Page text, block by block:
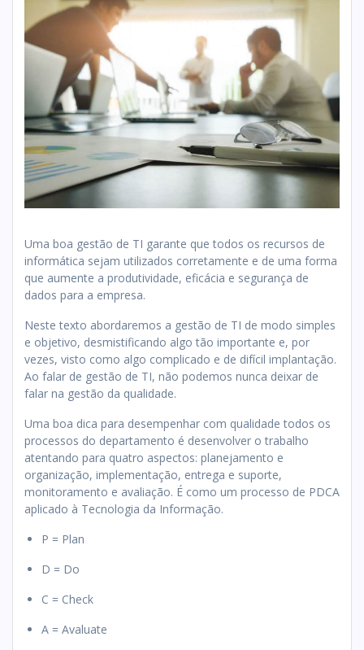
Uma boa gestão de TI garante que todos os recursos de
informática sejam utilizados corretamente e de uma forma
que aumente a produtividade, eficácia e segurança de
dados para a empresa.
Neste texto abordaremos a gestão de TI de modo simples
e objetivo, desmistificando algo tão importante e, por
vezes, visto como algo complicado e de difícil implantação.
Ao falar de gestão de TI, não podemos nunca deixar de
falar na gestão da qualidade.
Uma boa dica para desempenhar com qualidade todos os
processos do departamento é desenvolver o trabalho
atentando para quatro aspectos: planejamento e
organização, implementação, entrega e suporte,
monitoramento e avaliação. É como um processo de PDCA
aplicado à Tecnologia da Informação.
P = Plan
D = Do
C = Check
A = Avaluate